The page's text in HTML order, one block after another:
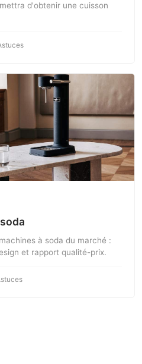
d'obtenir une cuisson
à soda du marché :
et rapport qualité-prix.